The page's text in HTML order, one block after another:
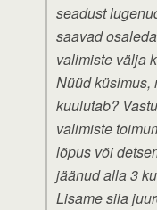
seadust
saavad
valimiste välja
Nüüd küsimus,
kuulutab?
valimiste
lõpus või
jäänud alla 3
Lisame siia